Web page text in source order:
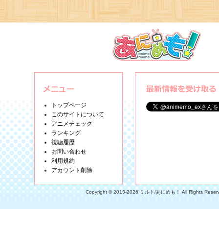
トップページ
このサイトについて
アニメチェック
ランキング
視聴履歴
お問い合わせ
利用規約
アカウント削除
Copyright © 2013-2026 ミルト/あにめも！ All Rights